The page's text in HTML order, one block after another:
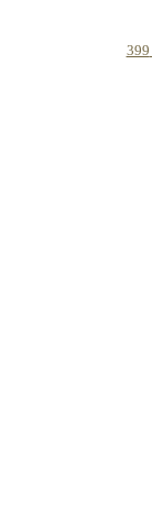
399